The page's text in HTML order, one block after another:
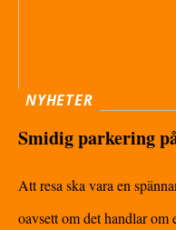
NYHETER
Smidig parkering
Att resa ska vara en
oavsett om det handlar om